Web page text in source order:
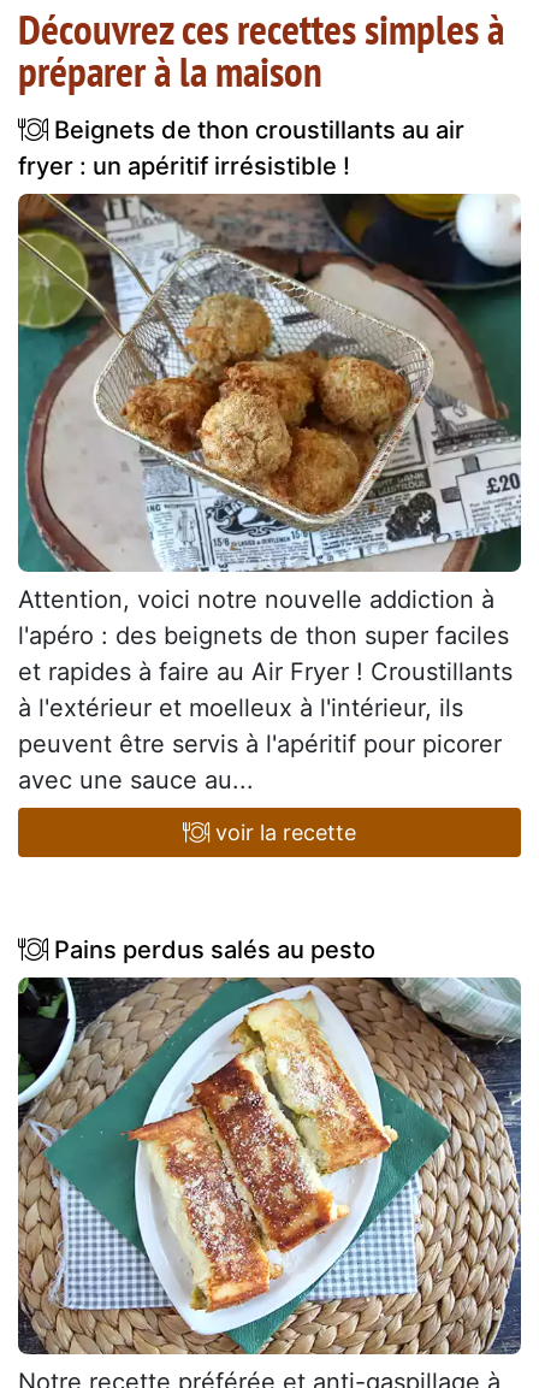
Découvrez ces recettes simples à
préparer à la maison
Beignets de thon croustillants au air
fryer : un apéritif irrésistible !
Attention, voici notre nouvelle addiction à
l'apéro : des beignets de thon super faciles
et rapides à faire au Air Fryer ! Croustillants
à l'extérieur et moelleux à l'intérieur, ils
peuvent être servis à l'apéritif pour picorer
avec une sauce au...
voir la recette
Pains perdus salés au pesto
Notre recette préférée et anti-gaspillage à